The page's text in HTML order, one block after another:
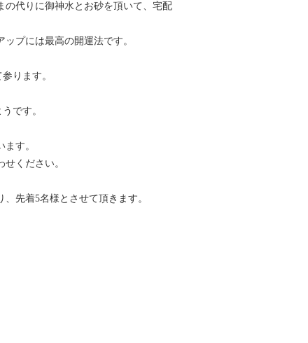
の代りに御神水とお砂を頂いて、宅配
プには最高の開運法です。
ります。
です。
す。
ください。
先着5名様とさせて頂きます。